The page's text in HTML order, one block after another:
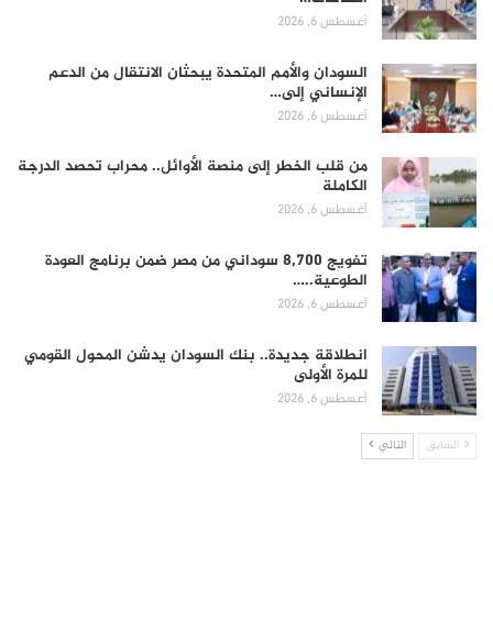
أغسطس 6, 2026
السودان والأمم المتحدة يبحثان الانتقال من الدعم
الإنساني إلى…
أغسطس 6, 2026
من قلب الخطر إلى منصة الأوائل.. محراب تحصد الدرجة
الكاملة
أغسطس 6, 2026
تفويج 8,700 سوداني من مصر ضمن برنامج العودة
الطوعية..…
أغسطس 6, 2026
انطلاقة جديدة.. بنك السودان يدشن المحول القومي
للمرة الأولى
أغسطس 6, 2026
السابق التالي